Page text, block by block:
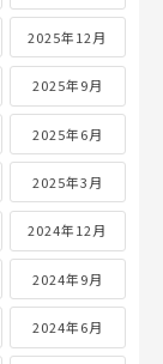
2025年12月
2025年9月
2025年6月
2025年3月
2024年12月
2024年9月
2024年6月